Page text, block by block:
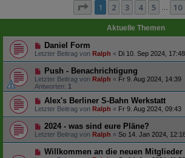
Seite 1von 10
1 2 3 4 5 10
Aktuelle Themen
Daniel Form
Letzter Beitrag von Ralph « Di 10. Sep 2024, 17:48
Push - Benachrichtigung
Letzter Beitrag von Ralph « Fr 9. Aug 2024, 14:39
Antworten: 1
Alex's Berliner S-Bahn Werkstatt
Letzter Beitrag von Ralph « Fr 9. Aug 2024, 09:43
2024 - was sind eure Pläne?
Letzter Beitrag von Ralph « So 14. Jan 2024,
Willkommen an die neuen Mitglieder